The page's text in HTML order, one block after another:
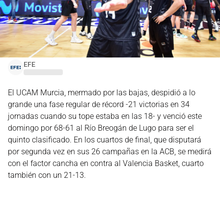
EFE
El UCAM Murcia, mermado por las bajas, despidió a lo
grande una fase regular de récord -21 victorias en 34
jornadas cuando su tope estaba en las 18- y venció este
domingo por 68-61 al Río Breogán de Lugo para ser el
quinto clasificado. En los cuartos de final, que disputará
por segunda vez en sus 26 campañas en la ACB, se medirá
con el factor cancha en contra al Valencia Basket, cuarto
también con un 21-13.